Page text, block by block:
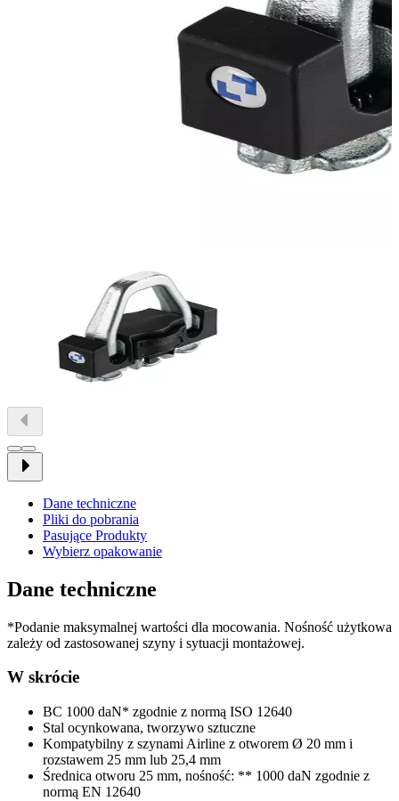
Dane techniczne
Pliki do pobrania
Pasujące Produkty
Wybierz opakowanie
Dane techniczne
*Podanie maksymalnej wartości dla mocowania. Nośność użytkowa
zależy od zastosowanej szyny i sytuacji montażowej.
W skrócie
BC 1000 daN* zgodnie z normą ISO 12640
Stal ocynkowana, tworzywo sztuczne
Kompatybilny z szynami Airline z otworem Ø 20 mm i
rozstawem 25 mm lub 25,4 mm
Średnica otworu 25 mm, nośność: ** 1000 daN zgodnie z
normą EN 12640